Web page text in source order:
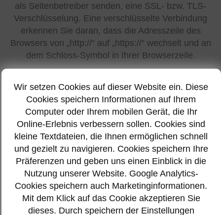
als Seitenbetreiber senden, eine SSL- bzw. TLS-
Verschlüsselung. Eine verschlüsselte Verbindung
erkennen Sie daran, dass die Adresszeile des
Browsers von „http://“ auf „https://“ wechselt und an
dem Schloss-Symbol in Ihrer Browserzeile.
ist, können die Daten, die Sie an uns übermitteln,
nicht von Dritten mitgelesen werden.
Auskunft, Löschung und Berichtigung
Sie haben im Rahmen der geltenden gesetzlichen
Bestimmungen jederzeit das Recht auf unentgeltliche
Auskunft über Ihre gespeicherten
personenbezogenen Daten, deren Herkunft und
Empfänger und den Zweck der Datenverarbeitung
und ggf. ein Recht auf Berichtigung oder Löschung
Wir setzen Cookies auf dieser Website ein. Diese
Cookies speichern Informationen auf Ihrem
Computer oder Ihrem mobilen Gerät, die Ihr
Online-Erlebnis verbessern sollen. Cookies sind
kleine Textdateien, die Ihnen ermöglichen schnell
und gezielt zu navigieren. Cookies speichern Ihre
Präferenzen und geben uns einen Einblick in die
Nutzung unserer Website. Google Analytics-
Cookies speichern auch Marketinginformationen.
Mit dem Klick auf das Cookie akzeptieren Sie
dieses. Durch speichern der Einstellungen